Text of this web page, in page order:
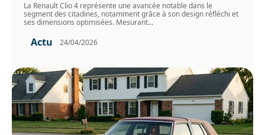
La Renault Clio 4 représente une avancée notable dans le
segment des citadines, notamment grâce à son design réfléchi et
ses dimensions optimisées. Mesurant…
Actu 24/04/2026